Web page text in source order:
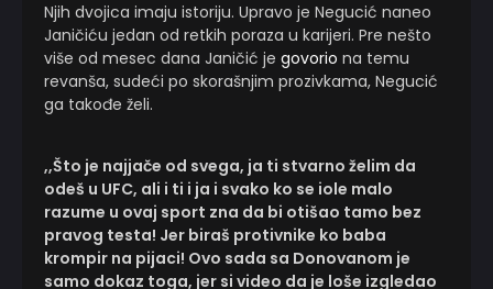
Njih dvojica imaju istoriju. Upravo je Negucić naneo
Janičiću jedan od retkih poraza u karijeri. Pre nešto
više od mesec dana Janičić je govorio na temu
revanša, sudeći po skorašnjim prozivkama, Negucić
ga takođe želi.
,,Što je najjače od svega, ja ti stvarno želim da
odeš u UFC, ali i ti i ja i svako ko se iole malo
razume u ovaj sport zna da bi otišao tamo bez
pravog testa! Jer biraš protivnike ko baba
krompir na pijaci! Ovo sada sa Donovanom je
samo dokaz toga, jer si video da je loše izgledao